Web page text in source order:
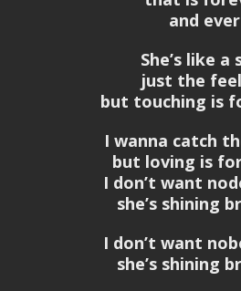
and ever
She’s like a
just the
but touching is
I wanna catch
but loving is
I don’t want
she’s shining
I don’t want
she’s shining